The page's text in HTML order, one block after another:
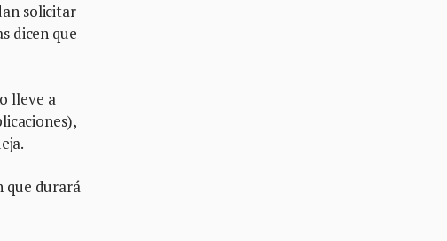
solicitar
dicen que
lleve a
que durará